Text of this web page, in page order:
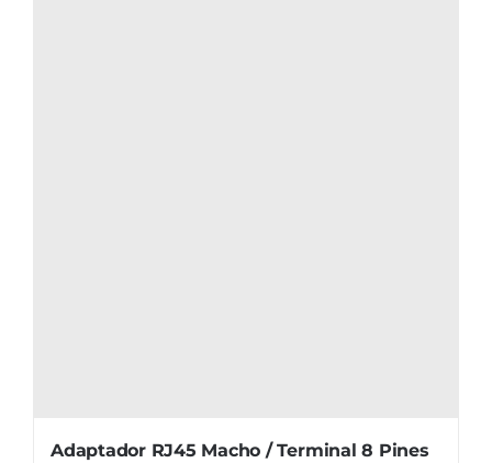
Adaptador RJ45 Macho / Terminal 8 Pines